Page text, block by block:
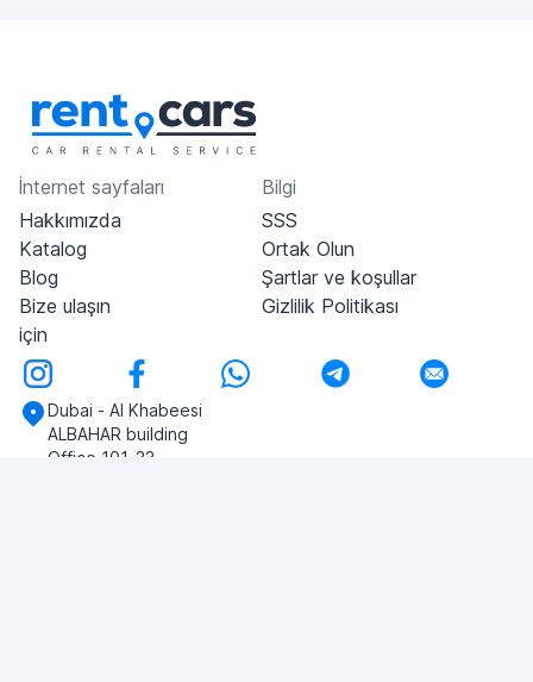
İnternet sayfaları
Hakkımızda
Katalog
Blog
Bize ulaşın
için
Bilgi
SSS
Ortak Olun
Şartlar ve koşullar
Gizlilik Politikası
Dubai - Al Khabeesi
ALBAHAR building
Office 101-33